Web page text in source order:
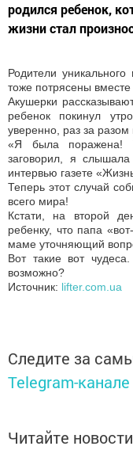
родился ребенок,
жизни стал
Родители
тоже потрясены вместе
Акушерки
ребенок покинул
уверенно, раз за разом
«Я была поражена!
заговорил, я
интервью газете
Теперь этот случай
всего мира!
Кстати, на второй
ребенку, что папа
маме уточняющий
Вот такие вот
возможно?
Источник: lifter.com.ua
Следите за
Telegram-канале
Читайте